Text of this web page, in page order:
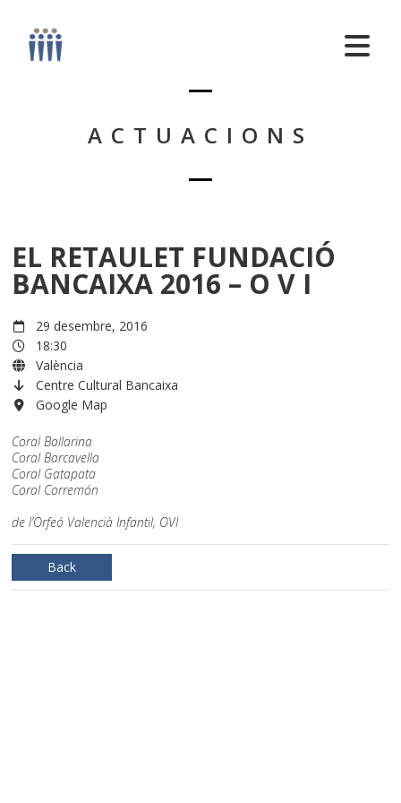
ACTUACIONS
EL RETAULET FUNDACIÓ
BANCAIXA 2016 – O V I
29 desembre, 2016
18:30
València
Centre Cultural Bancaixa
Google Map
Coral Ballarina
Coral Barcavella
Coral Gatapata
Coral Corremón
de l’Orfeó Valencià Infantil, OVI
Back